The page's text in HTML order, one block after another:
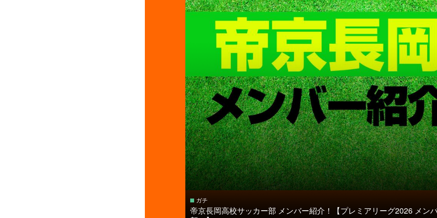
ガチ
帝京長岡高校サッカー部 メンバー紹介！【プレミアリーグ2026 メン